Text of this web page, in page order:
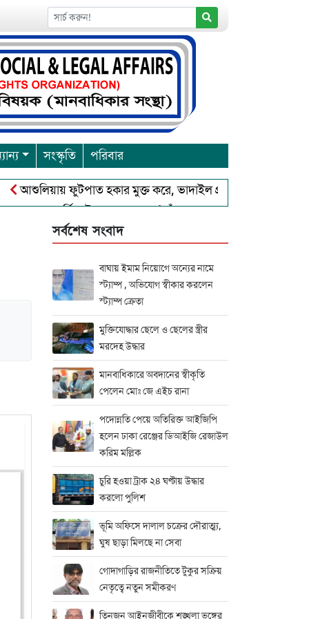
সংস্কৃতি পরিবার
ফুটপাত হকার মুক্ত করে, ভাদাইল প্রাইমারি ফ্রেন্ডস ক্লাব এর
পূর্নিমা উৎসব শুরু চাঁদপুরে বাংলাদেশ আহলে সুন্নাত ওয়াল
সর্বশেষ সংবাদ
বাঘায় ইমাম নিয়োগে অন্যের নামে
স্ট্যাম্প , অভিযোগ স্বীকার করলেন
স্ট্যাম্প ক্রেতা
মুক্তিযোদ্ধার ছেলে ও ছেলের স্ত্রীর
মরদেহ উদ্ধার
মানবাধিকারে অবদানের স্বীকৃতি
পেলেন মোঃ জে এইচ রানা
পদোন্নতি পেয়ে অতিরিক্ত আইজিপি
হলেন ঢাকা রেঞ্জের ডিআইজি রেজাউল
করিম মল্লিক
চুরি হওয়া ট্রাক ২৪ ঘণ্টায় উদ্ধার
করলো পুলিশ
ভূমি অফিসে দালাল চক্রের দৌরাত্ম্য,
ঘুষ ছাড়া মিলছে না সেবা
গোদাগাড়ির রাজনীতিতে টুকুর সক্রিয়
নেতৃত্বে নতুন সমীকরণ
তিনজন আইনজীবীকে শৃঙ্খলা ভঙ্গের